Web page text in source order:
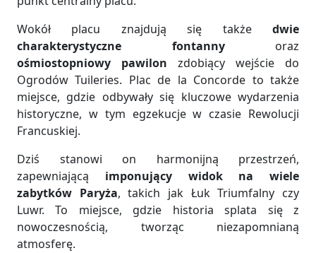
Wokół placu znajdują się takżedwie
charakterystyczne fontannyoraz
ośmiostopniowy pawilon zdobiący wejście do
Ogrodów Tuileries. Plac de la Concorde to także
miejsce, gdzie odbywały się kluczowe wydarzenia
historyczne, w tym egzekucje w czasie Rewolucji
Francuskiej.
Dziś stanowi on harmonijną przestrzeń,
zapewniającą imponujący widok na wiele
zabytków Paryża, takich jak Łuk Triumfalny czy
Luwr. To miejsce, gdzie historia splata się z
nowoczesnością, tworząc niezapomnianą
atmosferę.